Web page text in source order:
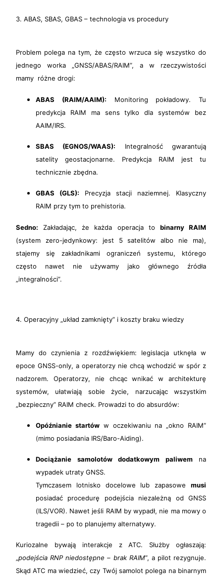
3. ABAS, SBAS, GBAS – technologia vs procedury
Problem polega na tym, że często wrzuca się wszystko do
jednego worka „GNSS/ABAS/RAIM”, a w rzeczywistości
mamy różne drogi:
ABAS (RAIM/AAIM): Monitoring pokładowy. Tu
predykcja RAIM ma sens tylko dla systemów bez
AAIM/IRS.
SBAS (EGNOS/WAAS): Integralność gwarantują
satelity geostacjonarne. Predykcja RAIM jest tu
technicznie zbędna.
GBAS (GLS): Precyzja stacji naziemnej. Klasyczny
RAIM przy tym to prehistoria.
Sedno: Zakładając, że każda operacja to binarny RAIM
(system zero-jedynkowy: jest 5 satelitów albo nie ma),
stajemy się zakładnikami ograniczeń systemu, którego
często nawet nie używamy jako głównego źródła
„integralności”.
4. Operacyjny „układ zamknięty” i koszty braku wiedzy
Mamy do czynienia z rozdźwiękiem: legislacja utknęła w
epoce GNSS-only, a operatorzy nie chcą wchodzić w spór z
nadzorem. Operatorzy, nie chcąc wnikać w architekturę
systemów, ułatwiają sobie życie, narzucając wszystkim
„bezpieczny” RAIM check. Prowadzi to do absurdów:
Opóźnianie startóww oczekiwaniu na „okno RAIM”
(mimo posiadania IRS/Baro-Aiding).
Dociążanie samolotów dodatkowym paliwem na
wypadek utraty GNSS.
Tymczasem lotnisko docelowe lub zapasowe musi
posiadać procedurę podejścia niezależną od GNSS
(ILS/VOR). Nawet jeśli RAIM by wypadł, nie ma mowy o
tragedii – po to planujemy alternatywy.
Kuriozalne bywają interakcje z ATC. Służby ogłaszają:
„podejścia RNP niedostępne – brak RAIM”, a pilot rezygnuje.
Skąd ATC ma wiedzieć, czy Twój samolot polega na binarnym